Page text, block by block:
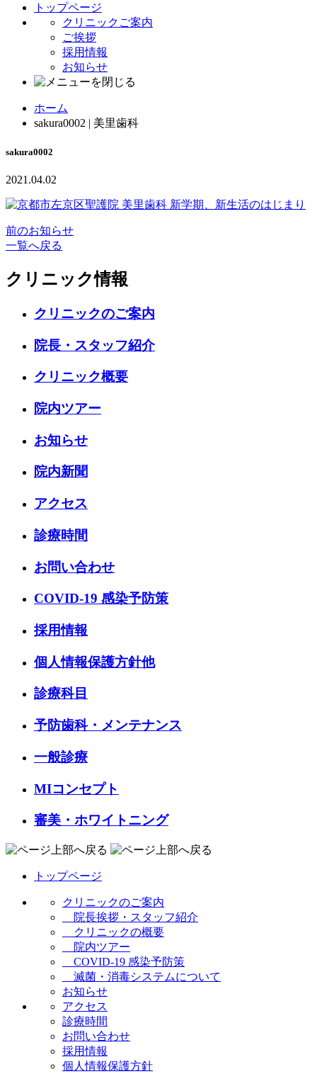
トップページ
クリニックご案内
ご挨拶
採用情報
お知らせ
ホーム
sakura0002 | 美里歯科
sakura0002
2021.04.02
前のお知らせ
一覧へ戻る
クリニック情報
クリニックのご案内
院長・スタッフ紹介
クリニック概要
院内ツアー
お知らせ
院内新聞
アクセス
診療時間
お問い合わせ
COVID-19 感染予防策
採用情報
個人情報保護方針他
診療科目
予防歯科・メンテナンス
一般診療
MIコンセプト
審美・ホワイトニング
トップページ
クリニックのご案内
院長挨拶・スタッフ紹介
クリニックの概要
院内ツアー
COVID-19 感染予防策
滅菌・消毒システムについて
お知らせ
アクセス
診療時間
お問い合わせ
採用情報
個人情報保護方針